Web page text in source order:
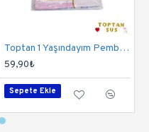
Toptan 1 Yaşındayım Pembe Masa Örtüsü 120x180 Cm
59,90₺
Sepete Ekle